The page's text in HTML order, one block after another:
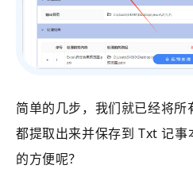
简单的几步，我们就已经将所
都提取出来并保存到 Txt 记
的方便呢？